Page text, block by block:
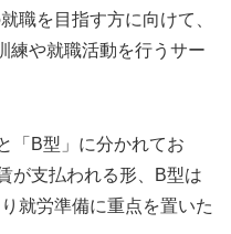
職を目指す方に向けて、
練や就職活動を行うサー
「B型」に分かれてお
が支払われる形、B型は
就労準備に重点を置いた